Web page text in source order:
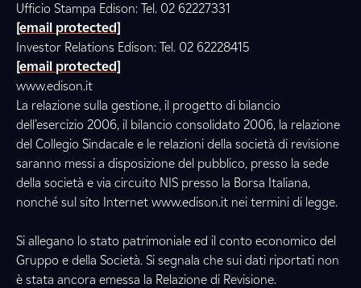
Ufficio Stampa Edison: Tel. 02 62227331
[email protected]
Investor Relations Edison: Tel. 02 62228415
[email protected]
www.edison.it
La relazione sulla gestione, il progetto di bilancio
dell’esercizio 2006, il bilancio consolidato 2006, la relazione
del Collegio Sindacale e le relazioni della società di revisione
saranno messi a disposizione del pubblico, presso la sede
della società e via circuito NIS presso la Borsa Italiana,
nonché sul sito Internet www.edison.it nei termini di legge.
Si allegano lo stato patrimoniale ed il conto economico del
Gruppo e della Società. Si segnala che sui dati riportati non
è stata ancora emessa la Relazione di Revisione.